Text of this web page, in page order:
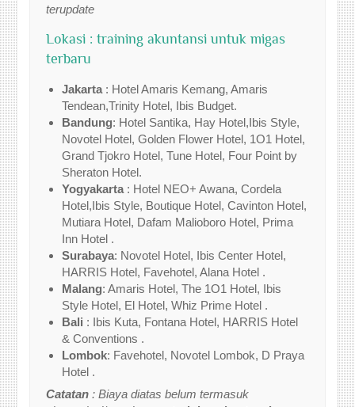
terupdate
Lokasi : training akuntansi untuk migas
terbaru
Jakarta : Hotel Amaris Kemang, Amaris
Tendean,Trinity Hotel, Ibis Budget.
Bandung: Hotel Santika, Hay Hotel,Ibis Style,
Novotel Hotel, Golden Flower Hotel, 1O1 Hotel,
Grand Tjokro Hotel, Tune Hotel, Four Point by
Sheraton Hotel.
Yogyakarta : Hotel NEO+ Awana, Cordela
Hotel,Ibis Style, Boutique Hotel, Cavinton Hotel,
Mutiara Hotel, Dafam Malioboro Hotel, Prima
Inn Hotel .
Surabaya: Novotel Hotel, Ibis Center Hotel,
HARRIS Hotel, Favehotel, Alana Hotel .
Malang: Amaris Hotel, The 1O1 Hotel, Ibis
Style Hotel, El Hotel, Whiz Prime Hotel .
Bali : Ibis Kuta, Fontana Hotel, HARRIS Hotel
& Conventions .
Lombok: Favehotel, Novotel Lombok, D Praya
Hotel .
Catatan: Biaya diatas belum termasuk